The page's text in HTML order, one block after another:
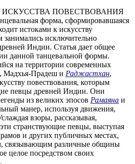
ИСКУССТВА ПОВЕСТВОВАНИЯ
форма, сформировавшаяся
истоками к искусству
занимались исключительно
Индии. Статья дает общее
данной танцевальной формы.
на территории современных
Мадхья-Прадеш и Раджастхан,
повествования, которым
певцы древней Индии. Они
из великих эпосов Рамаяна и
манер, используя движения,
взоры, рассказывая,
странствующие певцы, выступая
и других публичных местах,
связывающим различные общины
целое посредством своих